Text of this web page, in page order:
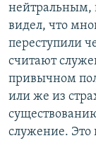
нейтральным,
видел, что
переступили
считают
привычном
или же из
служение. Это